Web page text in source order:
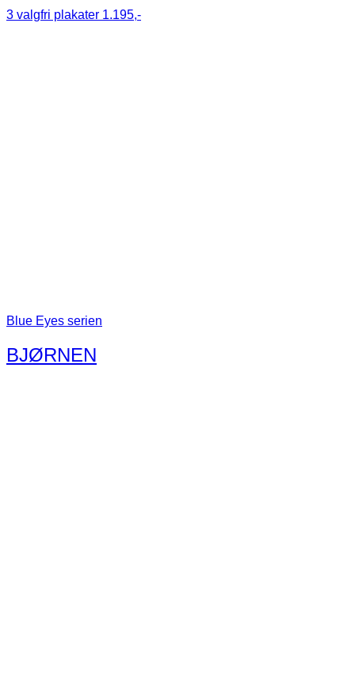
3 valgfri plakater 1.195,-
Blue Eyes serien
BJØRNEN